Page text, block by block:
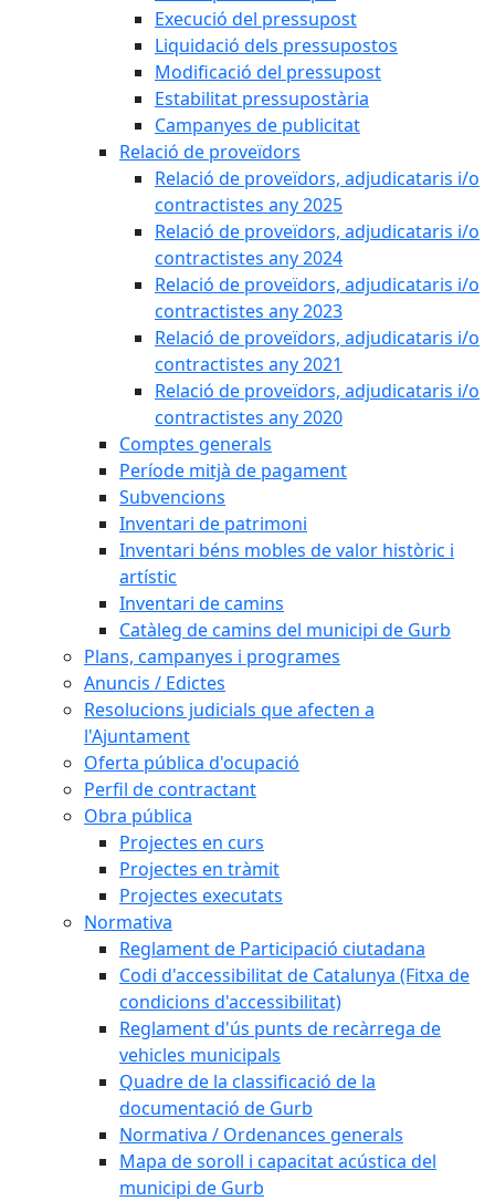
Execució del pressupost
Liquidació dels pressupostos
Modificació del pressupost
Estabilitat pressupostària
Campanyes de publicitat
Relació de proveïdors
Relació de proveïdors, adjudicataris i/o
contractistes any 2025
Relació de proveïdors, adjudicataris i/o
contractistes any 2024
Relació de proveïdors, adjudicataris i/o
contractistes any 2023
Relació de proveïdors, adjudicataris i/o
contractistes any 2021
Relació de proveïdors, adjudicataris i/o
contractistes any 2020
Comptes generals
Període mitjà de pagament
Subvencions
Inventari de patrimoni
Inventari béns mobles de valor històric i
artístic
Inventari de camins
Catàleg de camins del municipi de Gurb
Plans, campanyes i programes
Anuncis / Edictes
Resolucions judicials que afecten a
l'Ajuntament
Oferta pública d'ocupació
Perfil de contractant
Obra pública
Projectes en curs
Projectes en tràmit
Projectes executats
Normativa
Reglament de Participació ciutadana
Codi d'accessibilitat de Catalunya (Fitxa de
condicions d'accessibilitat)
Reglament d'ús punts de recàrrega de
vehicles municipals
Quadre de la classificació de la
documentació de Gurb
Normativa / Ordenances generals
Mapa de soroll i capacitat acústica del
municipi de Gurb